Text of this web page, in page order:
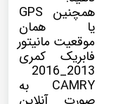
همچنین GPS
یا همان
موقعیت مانیتور
فابریک کمری
2013_2016
CAMRY به